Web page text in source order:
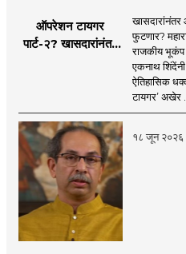
ऑपरेशन टायगर
पार्ट-२? खासदारांनंतर
फुटणार?
राजकीय भूकंप
एकनाथ
ऐतिहासिक
टायगर’ अखेर ..
१८ जून २०२६